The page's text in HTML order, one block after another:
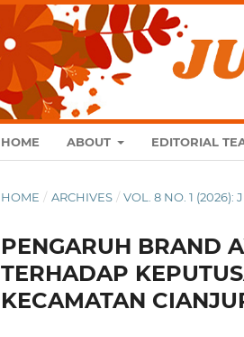
HOME ABOUT EDITORIAL
HOME / ARCHIVES / VOL. 8 NO. 1 (2026):
PENGARUH BRAND
TERHADAP
KECAMATAN